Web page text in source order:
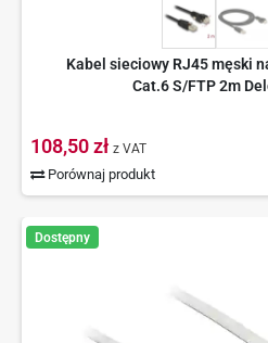
Kabel sieciowy RJ45 męski
Cat.6 S/FTP 2m
108,50 zł z VAT
Porównaj produkt
Dostępny